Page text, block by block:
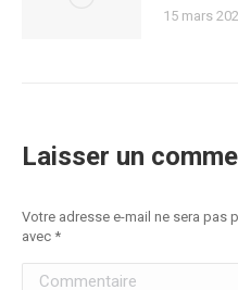
15 mars
Laisser un
Votre adresse e-mail ne sera pas
avec *
Commentaire